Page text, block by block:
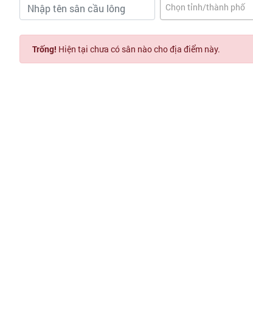
Chọn tỉnh/thành phố
Trống! Hiện tại chưa có sân nào cho địa điểm này.